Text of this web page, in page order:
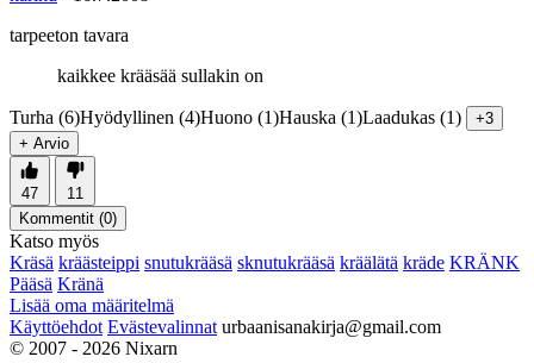
tarpeeton tavara
kaikkee krääsää sullakin on
Turha (6)Hyödyllinen (4)Huono (1)Hauska (1)Laadukas (1)
+3
+ Arvio
47
11
Kommentit (0)
Katso myös
Kräsä kräästeippi snutukrääsä sknutukrääsä kräälätä kräde KRÄNK
Pääsä Kränä
Lisää oma määritelmä
Käyttöehdot Evästevalinnat urbaanisanakirja@gmail.com
© 2007 - 2026 Nixarn